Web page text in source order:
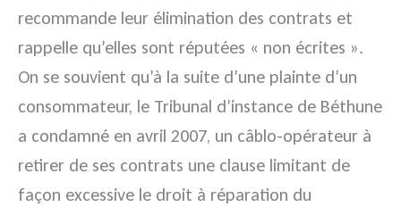
recommande leur élimination des contrats et
rappelle qu’elles sont réputées « non écrites ».
On se souvient qu’à la suite d’une plainte d’un
consommateur, le Tribunal d’instance de Béthune
a condamné en avril 2007, un câblo-opérateur à
retirer de ses contrats une clause limitant de
façon excessive le droit à réparation du